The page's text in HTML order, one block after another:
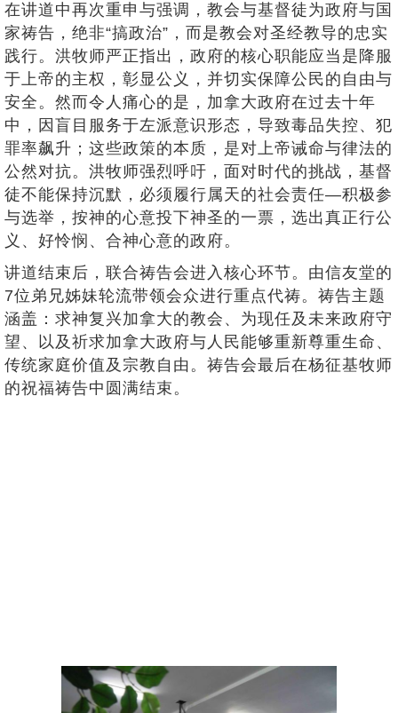
在讲道中再次重申与强调，教会与基督徒为政府与国
家祷告，绝非“搞政治”，而是教会对圣经教导的忠实
践行。洪牧师严正指出，政府的核心职能应当是降服
于上帝的主权，彰显公义，并切实保障公民的自由与
安全。然而令人痛心的是，加拿大政府在过去十年
中，因盲目服务于左派意识形态，导致毒品失控、犯
罪率飙升；这些政策的本质，是对上帝诫命与律法的
公然对抗。洪牧师强烈呼吁，面对时代的挑战，基督
徒不能保持沉默，必须履行属天的社会责任—积极参
与选举，按神的心意投下神圣的一票，选出真正行公
义、好怜悯、合神心意的政府。
讲道结束后，联合祷告会进入核心环节。由信友堂的
7位弟兄姊妹轮流带领会众进行重点代祷。祷告主题
涵盖：求神复兴加拿大的教会、为现任及未来政府守
望、以及祈求加拿大政府与人民能够重新尊重生命、
传统家庭价值及宗教自由。祷告会最后在杨征基牧师
的祝福祷告中圆满结束。